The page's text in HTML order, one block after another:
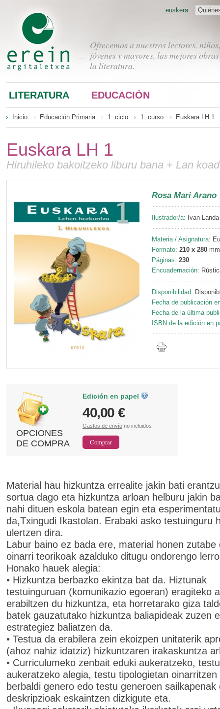
Ofrecemos a nuestros lectores, niños,
jóvenes y mayores, las mejores
la literatura.
euskera
LITERATURA EDUCACIÓN
Inicio Educación Primaria 1. ciclo 1. curso Euskara LH 1
Euskara LH 1
Hiruhileko bakoitzeko liburu bana + Lan
Rosa Mari Arano
Ilustrador/a: Ivan Landa
Materia / Asignatura:
Formato: 210 x 280 mm
Páginas: 230
Encuadernación:
Disponibilidad:
Fecha de publicación
Fecha de la última
ISBN de la edición en
OPCIONES
DE COMPRA
Edición en papel
40,00 €
Gastos de envío no incluidos
Material hau hizkuntza errealite jakin bati
sortua dago eta hizkuntza arloan helburu jakin
nahi dituen eskola batean egin eta
da,Txingudi Ikastolan. Erabaki asko testuinguru
ulertzen dira.
Labur baino ez bada ere, material honen zutabe
oinarri teorikoak azalduko ditugu ondorengo
Honako hauek alegia:
• Hizkuntza berbazko ekintza bat da. Hiztunak
testuinguruan (komunikazio egoeran) eragiteko
erabiltzen du hizkuntza, eta horretarako giza
batek gauzatutako hizkuntza baliapideak zuzen
estrategiez baliatzen da.
• Testua da erabilera zein ekoizpen unitaterik
(ahoz nahiz idatziz) hizkuntzaren irakaskuntza
• Curriculumeko zenbait eduki aukeratzeko,
aukeratzeko alegia, testu tipologietan oinarritzen
berbaldi genero edo testu generoen sailkapenak
deskripzioak eskaintzen dizkigute eta.